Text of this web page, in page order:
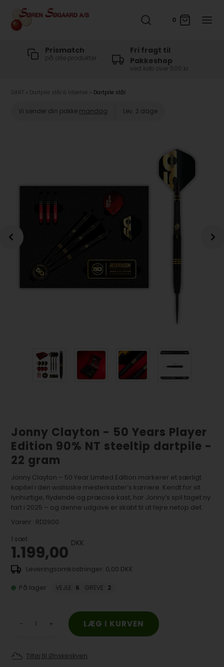
0
Prismatch
på alle produkter
Fri fragt til
Pakkeshop
ved køb over 500 kr
DART Dartpile stål & tilbehør Dartpile stål
Vi sender din pakke mandag Lev. 2 dage
Jonny Clayton - 50 Years Player
Edition 90% NT steeltip dartpile -
22 gram
Jonny Clayton – 50 Year Limited Edition markerer et særligt
kapitel i den walisiske mesterkaster’s karriere. Kendt for sit
lynhurtige, flydende og præcise kast, har Jonny’s spil taget ny
fart i 2025 – og denne udgave er skabt til at fejre netop det.
Varenr.: RD2900
1 sæt
1.199,00 DKK
0,00 DKK
På lager
VEJLE: 6 GREVE: 2
- +
Tilføj til Ønskeskyen